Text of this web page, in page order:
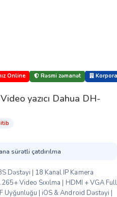
Online Rəsmi zəmanət
yazıcı Dahua DH-
bi̇ti̇b
sürətli çatdırılma
Dəstəyi | 18 Kanal IP Kamera
Video Sıxılma | HDMI + VGA Full
Uyğunluğu | iOS & Android Dəstəyi |